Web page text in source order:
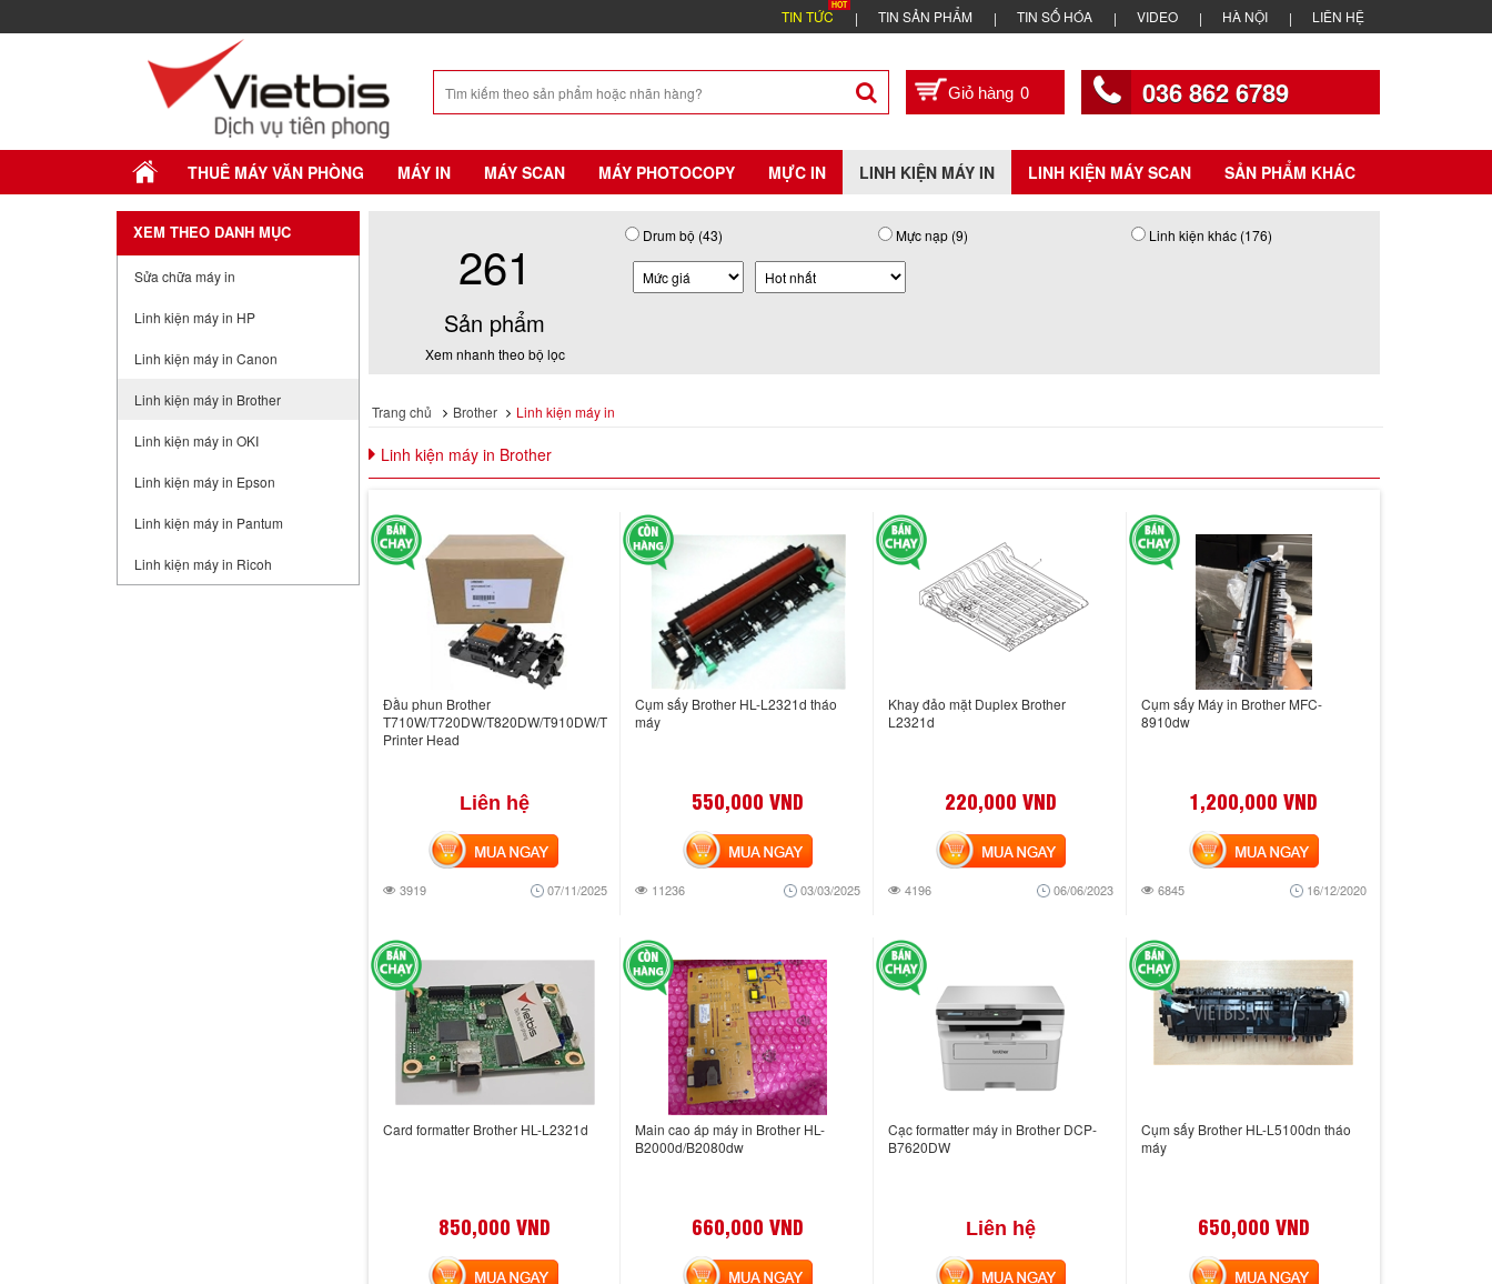
TIN TỨC TIN SẢN PHẨM TIN SỐ HÓA VIDEO HÀ NỘI LIÊN HỆ
0 036 862 6789
THUÊ MÁY VĂN PHÒNG MÁY IN MÁY SCAN MÁY PHOTOCOPY MỰC IN LINH KIỆN MÁY IN LINH KIỆN MÁY SCAN SẢN PHẨM KHÁC
XEM THEO DANH MỤC
Sửa chữa máy in
Linh kiện máy in HP
Linh kiện máy in Canon
Linh kiện máy in Brother
Linh kiện máy in OKI
Linh kiện máy in Epson
Linh kiện máy in Pantum
Linh kiện máy in Ricoh
261
Sản phẩm
Xem nhanh theo bộ lọc
Drum bộ (43) Mực nạp (9) Linh kiện khác (176)
Trang chủ Brother Linh kiện máy in
Linh kiện máy in Brother
Đầu phun Brother
T710W/T720DW/T820DW/T910DW/T920DW
Printer Head
Liên hệ
3919 07/11/2025
MUA NGAY
Cụm sấy Brother HL-L2321d tháo
máy
550,000 VND
11236 03/03/2025
MUA NGAY
Khay đảo mặt Duplex Brother
L2321d
220,000 VND
4196 06/06/2023
MUA NGAY
Cụm sấy Máy in Brother MFC-
8910dw
1,200,000 VND
6845 16/12/2020
MUA NGAY
Card formatter Brother HL-L2321d
850,000 VND
MUA NGAY
Main cao áp máy in Brother HL-
B2000d/B2080dw
660,000 VND
MUA NGAY
Cạc formatter máy in Brother DCP-
B7620DW
Liên hệ
MUA NGAY
Cụm sấy Brother HL-L5100dn tháo
máy
650,000 VND
MUA NGAY